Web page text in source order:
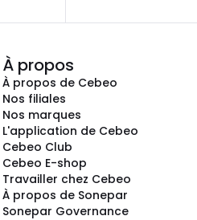
À propos
À propos de Cebeo
Nos filiales
Nos marques
L'application de Cebeo
Cebeo Club
Cebeo E-shop
Travailler chez Cebeo
À propos de Sonepar
Sonepar Governance